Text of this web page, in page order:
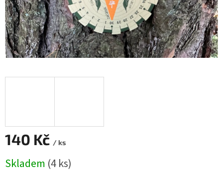
140 Kč / ks
cena:
Skladem (4 ks)